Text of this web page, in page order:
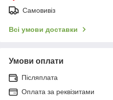
Самовивіз
Всі умови доставки
Умови оплати
Післяплата
Оплата за реквізитами